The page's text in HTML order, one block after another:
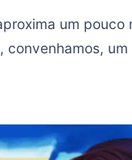
um pouco